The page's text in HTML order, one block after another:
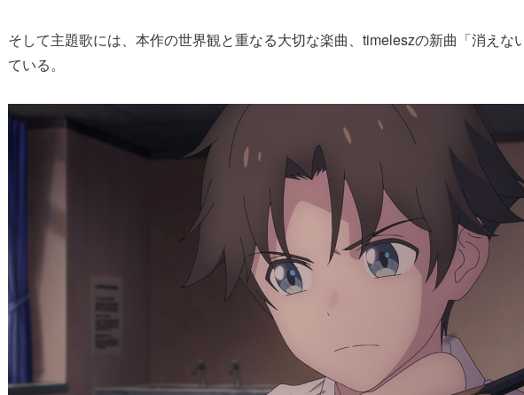
そして主題歌には、本作の世界観と重なる大切な楽曲、timeleszの新曲「消えな
ている。